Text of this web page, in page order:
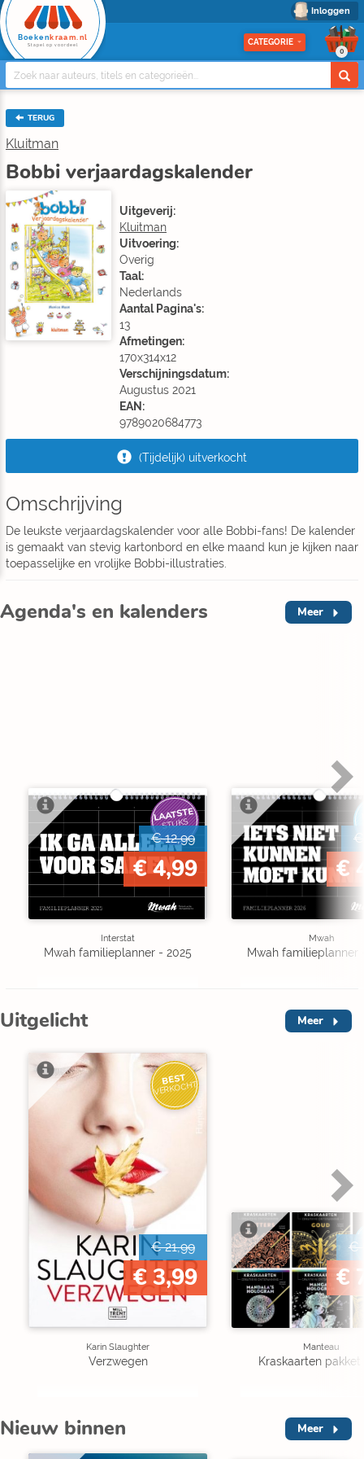
Inloggen
Boeken kraam.nl
Stapel op voordeel CATEGORIE
0
TERUG
Kluitman
Bobbi verjaardagskalender
Uitgeverij:
Kluitman
Uitvoering:
Overig
Taal:
Nederlands
Aantal Pagina's:
13
Afmetingen:
170x314x12
Verschijningsdatum:
Augustus 2021
EAN:
9789020684773
(Tijdelijk) uitverkocht
Omschrijving
De leukste verjaardagskalender voor alle Bobbi-fans! De kalender
is gemaakt van stevig kartonbord en elke maand kun je kijken naar
toepasselijke en vrolijke Bobbi-illustraties.
Agenda's en kalenders Meer
LAATSTE
STUKS
€ 12,99
€ 4,99
Interstat
Mwah familieplanner - 2025
€
€
Mwah
Mwah familieplanner
Uitgelicht Meer
BEST
VERKOCHT
€ 21,99
€ 3,99
Karin Slaughter
Verzwegen
€
€
Manteau
Kraskaarten pakket
Nieuw binnen Meer